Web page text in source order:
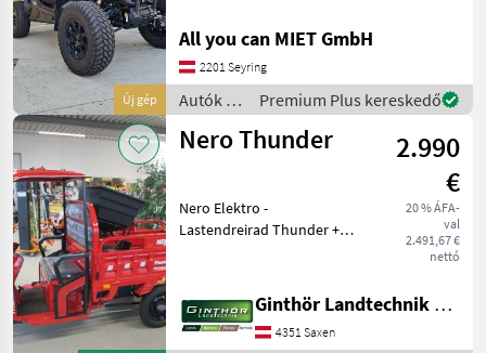
Új gép
auch bei anspruchsvollen
Arbeitsaufgaben
hervorragende Leistung
All you can MIET GmbH
2201 Seyring
Autók /
Motorkerékpárok
/
Premium Plus kereskedő
Nero Thunder
2.990
€
20 % ÁFA-
val
2.491,67 €
nettó
Nero Elektro -
Lastendreirad Thunder +
Maximale Zuladung 300kg +
Kabine mit elektrischen
Scheibenwischer Aufp
Ginthör Landtechnik GmbH
4351 Saxen